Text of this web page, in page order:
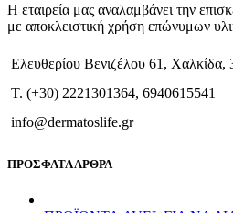
Η εταιρεία μας αναλαμβάνει την
με αποκλειστική χρήση επώνυμων
Ελευθερίου Βενιζέλου 61, Χαλκίδα,
T. (+30) 2221301364, 6940615541
info@dermatoslife.gr
ΠΡΟΣΦΑΤΑ ΑΡΘΡΑ